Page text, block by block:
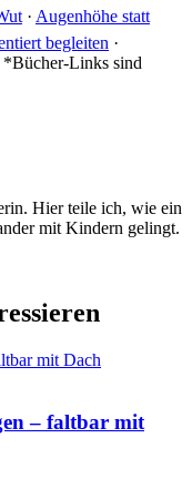
· Augenhöhe statt
begleiten ·
*Bücher-Links sind
Hier teile ich, wie ein
mit Kindern gelingt.
– faltbar mit